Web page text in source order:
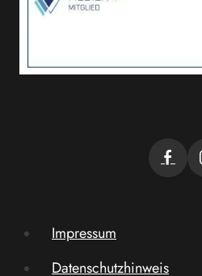
Impressum
Datenschutzhinweis